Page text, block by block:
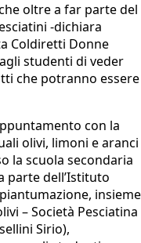
oltre a far parte del
-dichiara
Coldiretti Donne
studenti di veder
che potranno essere
con la
olivi, limoni e aranci
la scuola secondaria
parte dell’Istituto
insieme
– Società Pesciatina
Sirio),